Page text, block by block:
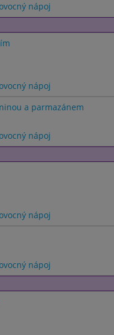
nápoj
nápoj
a parmazánem
nápoj
nápoj
nápoj